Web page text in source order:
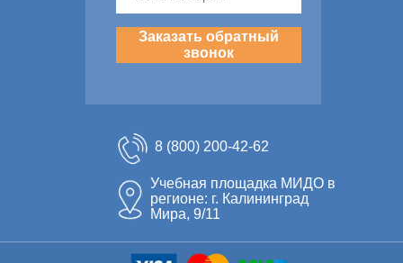
8 (800) 200-42-62
Учебная площадка МИДО в
регионе: г. Калининград
Мира, 9/11
Заказать обратный
звонок